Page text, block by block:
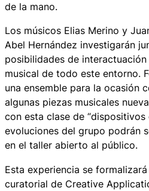
de la mano.
Los músicos Elias Merino y
Abel Hernández investigarán
posibilidades de
musical de todo este entorno.
una ensemble para la ocasión
algunas piezas musicales
con esta clase de “dispositivos
evoluciones del grupo podrán
en el taller abierto al público.
Esta experiencia se
curatorial de Creative